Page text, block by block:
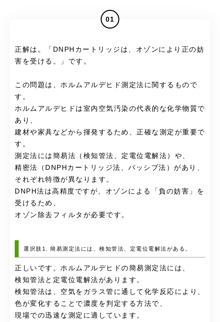
01
正解は。「DNPHカートリッジは、オゾンにより正の妨
害を受ける。」です。
この問題は、ホルムアルデヒド測定法に関するもので
す。
ホルムアルデヒドは室内空気汚染の代表的な化学物質で
あり、
建材や家具などから揮発するため、正確な測定が重要で
す。
測定法には簡易法（検知管法、定電位電解法）や、
精密法（DNPHカートリッジ法、パッシブ法）があり、
それぞれ特徴が異なります。
DNPH法は高精度ですが、オゾンによる「負の妨害」を
受けるため、
オゾン除去フィルタが必要です。
選択肢1. 簡易測定法には、検知管法、定電位電解法がある。
正しいです。ホルムアルデヒドの簡易測定法には、
検知管法と定電位電解法があります。
検知管法は、空気をガラス管に通して化学反応により、
色が変化することで濃度を判定する方法で、
現場での迅速な測定に適しています。